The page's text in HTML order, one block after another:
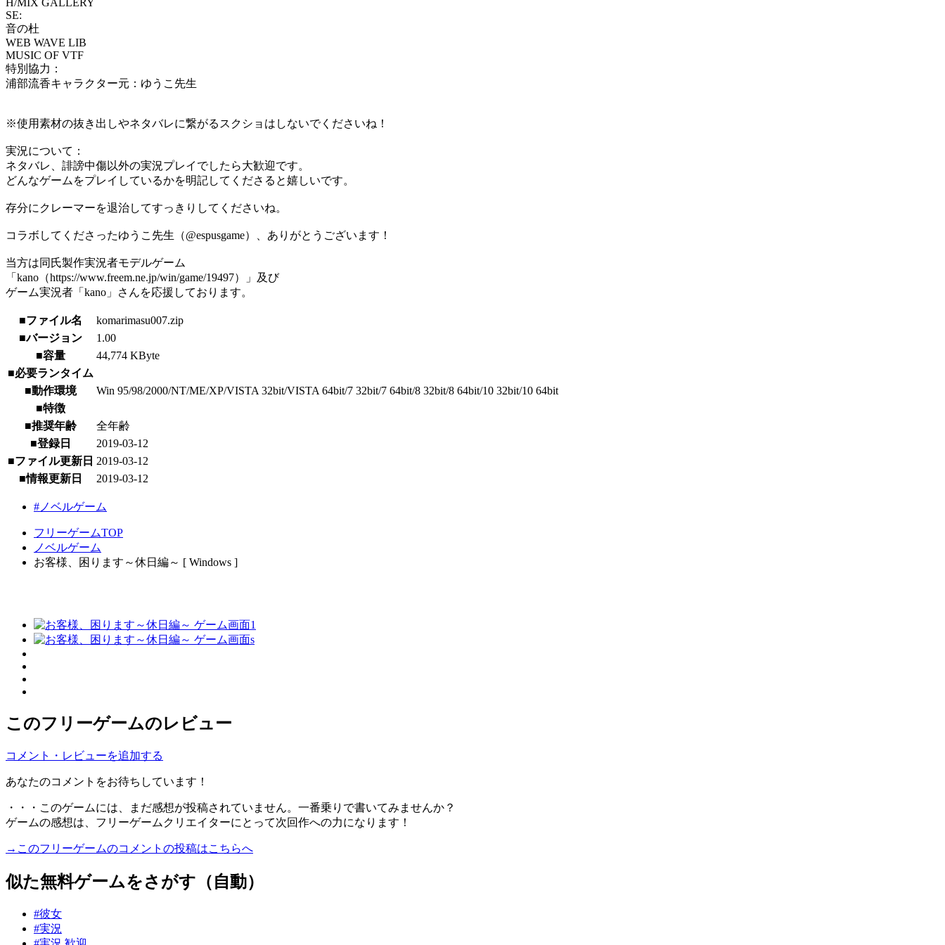
H/MIX GALLERY
SE:
音の杜
WEB WAVE LIB
MUSIC OF VTF
特別協力：
浦部流香キャラクター元：ゆうこ先生
※使用素材の抜き出しやネタバレに繋がるスクショはしないでくださいね！
実況について：
ネタバレ、誹謗中傷以外の実況プレイでしたら大歓迎です。
どんなゲームをプレイしているかを明記してくださると嬉しいです。
存分にクレーマーを退治してすっきりしてくださいね。
コラボしてくださったゆうこ先生（@espusgame）、ありがとうございます！
当方は同氏製作実況者モデルゲーム
「kano（https://www.freem.ne.jp/win/game/19497）」及び
ゲーム実況者「kano」さんを応援しております。
■ファイル名
komarimasu007.zip
■バージョン
1.00
■容量
44,774 KByte
■必要ランタイム
■動作環境
Win 95/98/2000/NT/ME/XP/VISTA 32bit/VISTA 64bit/7 32bit/7 64bit/8 32bit/8 64bit/10 32bit/10 64bit
■特徴
■推奨年齢
全年齢
■登録日
2019-03-12
■ファイル更新日 2019-03-12
■情報更新日
2019-03-12
#ノベルゲーム
フリーゲームTOP
ノベルゲーム
お客様、困ります～休日編～ [ Windows ]
このフリーゲームのレビュー
コメント・レビューを追加する
あなたのコメントをお待ちしています！
・・・このゲームには、まだ感想が投稿されていません。一番乗りで書いてみませんか？
ゲームの感想は、フリーゲームクリエイターにとって次回作への力になります！
→このフリーゲームのコメントの投稿はこちらへ
似た無料ゲームをさがす（自動）
#彼女
#実況